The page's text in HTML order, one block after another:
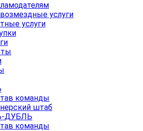
услуги
услуги
команды
штаб
ДУБЛЬ
команды